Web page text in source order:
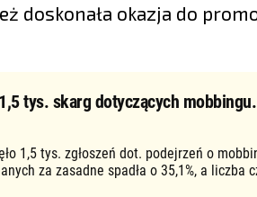
doskonała okazja do
tys. skarg dotyczących
1,5 tys. zgłoszeń dot. podejrzeń o
za zasadne spadła o 35,1%, a liczba